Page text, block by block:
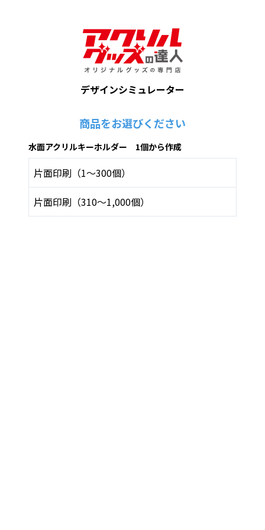
デザインシミュレーター
商品をお選びください
水面アクリルキーホルダー 1個から作成
片面印刷（1～300個）
片面印刷（310～1,000個）